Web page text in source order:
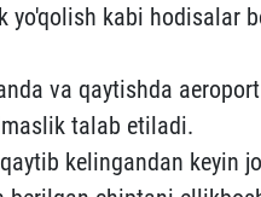
yo'qolish kabi hodisalar
va qaytishda
talab etiladi.
kelingandan keyin